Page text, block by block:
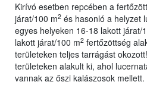
Kirívó esetben repcében a
járat/100 m2 és hasonló a helyzet
egyes helyeken 16-18 lakott járat/
lakott járat/100 m2 fertőzöttség
területeken teljes tarrágást
területeken alakult ki, ahol
vannak az őszi kalászosok mellett.